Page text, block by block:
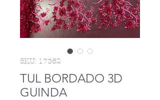
SKU: 17362
TUL BORDADO 3D
GUINDA